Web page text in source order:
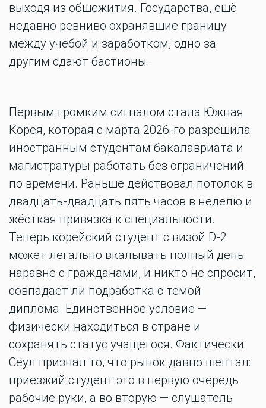
выходя из общежития. Государства, ещё
недавно ревниво охранявшие границу
между учёбой и заработком, одно за
другим сдают бастионы.
Первым громким сигналом стала Южная
Корея, которая с марта 2026-го разрешила
иностранным студентам бакалавриата и
магистратуры работать без ограничений
по времени. Раньше действовал потолок в
двадцать-двадцать пять часов в неделю и
жёсткая привязка к специальности.
Теперь корейский студент с визой D-2
может легально вкалывать полный день
наравне с гражданами, и никто не спросит,
совпадает ли подработка с темой
диплома. Единственное условие —
физически находиться в стране и
сохранять статус учащегося. Фактически
Сеул признал то, что рынок давно шептал:
приезжий студент это в первую очередь
рабочие руки, а во вторую — слушатель